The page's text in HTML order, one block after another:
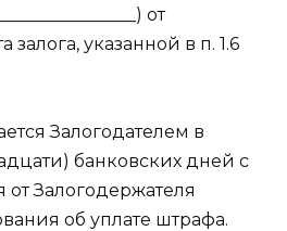
от
указанной в п. 1.6
Залогодателем в
банковских дней с
Залогодержателя
об уплате штрафа.